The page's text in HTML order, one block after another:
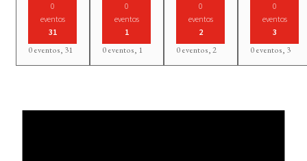
0
eventos
31
0 eventos, 31
0
eventos
1
0 eventos, 1
0
eventos
2
0 eventos,2
0
eventos
3
0 eventos, 3